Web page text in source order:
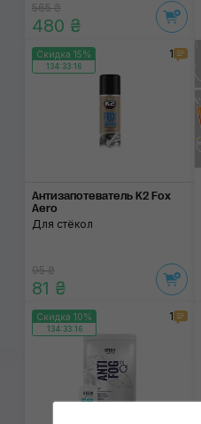
565 ₴
480 ₴
Скидка 15%
134:33:15
1
Антизапотеватель K2 Fox
Aero
Для стёкол
95 ₴
81 ₴
Скидка 10%
134:33:15
1